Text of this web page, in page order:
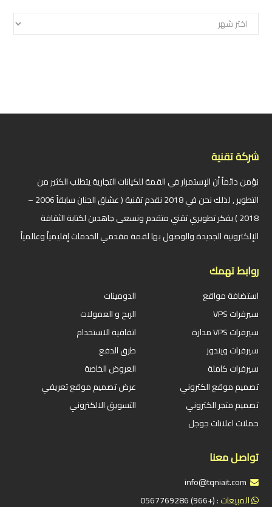
الأرشيف
شركة تقنية
نؤمن دائماً أن الإستمرار في القمة للكيانات التجارية يتطلب الكثير من
التطوير , لذلك نحن في 2018 نقدم تقنية ( عشاق الجنان سابقاً 2006 –
2018 ) بفكر تطويري تقني متقدم ونسعى جاهدين لكتابة الثقافة
الإلكترونية الجديدة والوصول بها لقمة مقدمي الخدمات إقليمياً وعالمياً
روابط تهمك
استضافة مواقع
سيرفرات VPS
سيرفرات VPS مدارة
سيرفرات ويندوز
سيرفرات كاملة
تصميم موقع الكتروني
تصميم متجر الكتروني
حملات اعلانات جوجل
الدومينات
الربح و العمولات
اتفاقية الاستخدام
طرق الدفع
العروض الخاصة
عرض تصميم موقع تعريفي
التسويق الالكتروني
تواصل معنا
المبيعات :(+966) 0567769286